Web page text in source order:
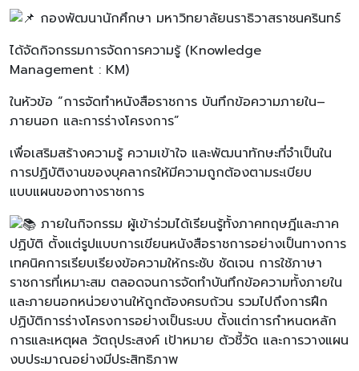
กองพัฒนานักศึกษา มหาวิทยาลัยนราธิวาสราชนครินทร์
ได้จัดกิจกรรมการจัดการความรู้ (Knowledge
Management : KM)
ในหัวข้อ “การจัดทำหนังสือราชการ บันทึกข้อความภายใน–
ภายนอก และการร่างโครงการ”
เพื่อเสริมสร้างความรู้ ความเข้าใจ และพัฒนาทักษะที่จำเป็นใน
การปฏิบัติงานของบุคลากรให้มีความถูกต้องตามระเบียบ
แบบแผนของทางราชการ
ภายในกิจกรรม ผู้เข้าร่วมได้เรียนรู้ทั้งภาคทฤษฎีและภาค
ปฏิบัติ ตั้งแต่รูปแบบการเขียนหนังสือราชการอย่างเป็นทางการ
เทคนิคการเรียบเรียงข้อความให้กระชับ ชัดเจน การใช้ภาษา
ราชการที่เหมาะสม ตลอดจนการจัดทำบันทึกข้อความทั้งภายใน
และภายนอกหน่วยงานให้ถูกต้องครบถ้วน รวมไปถึงการฝึก
ปฏิบัติการร่างโครงการอย่างเป็นระบบ ตั้งแต่การกำหนดหลัก
การและเหตุผล วัตถุประสงค์ เป้าหมาย ตัวชี้วัด และการวางแผน
งบประมาณอย่างมีประสิทธิภาพ